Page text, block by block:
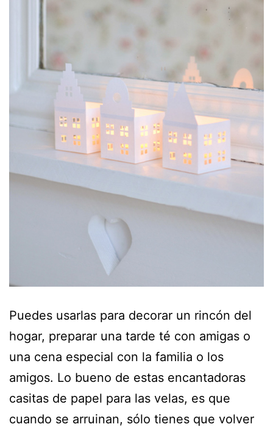
Puedes usarlas para decorar un rincón del
hogar, preparar una tarde té con amigas o
una cena especial con la familia o los
amigos. Lo bueno de estas encantadoras
casitas de papel para las velas, es que
cuando se arruinan, sólo tienes que volver